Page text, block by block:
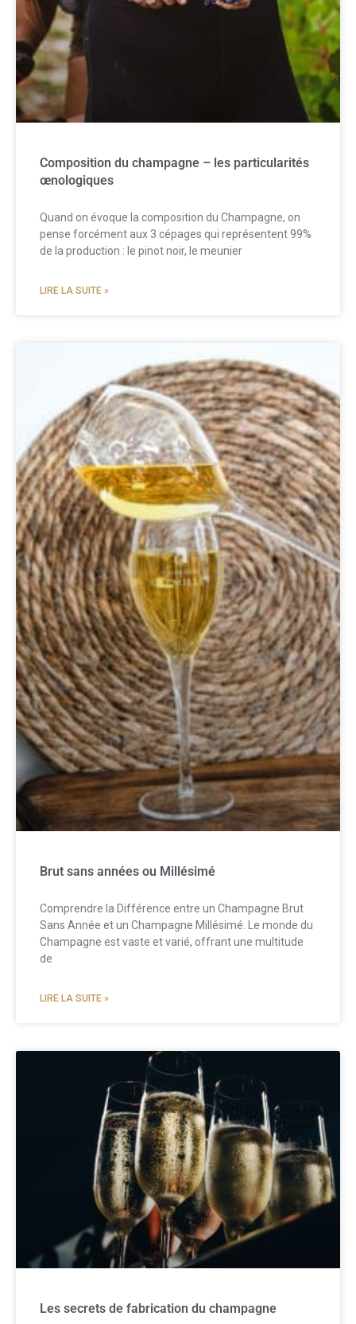
Composition du champagne – les particularités
œnologiques
Quand on évoque la composition du Champagne, on
pense forcément aux 3 cépages qui représentent 99%
de la production : le pinot noir, le meunier
LIRE LA SUITE »
Brut sans années ou Millésimé
Comprendre la Différence entre un Champagne Brut
Sans Année et un Champagne Millésimé. Le monde du
Champagne est vaste et varié, offrant une multitude
de
LIRE LA SUITE »
Les secrets de fabrication du champagne